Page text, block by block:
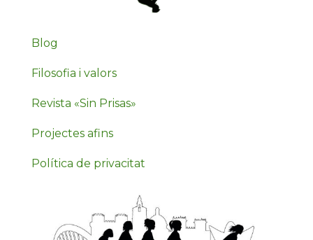
Blog
Filosofia i valors
Revista «Sin Prisas»
Projectes afins
Política de privacitat